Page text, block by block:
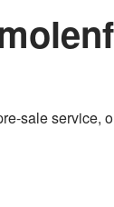
sale service,